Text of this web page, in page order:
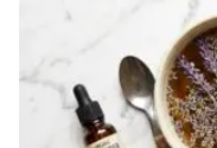
http://
Fundación Española
http://
Fundación
https://